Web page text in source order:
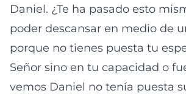
Daniel. ¿Te ha pasado esto
poder descansar en medio de
porque no tienes puesta tu
Señor sino en tu capacidad o
vemos Daniel no tenía puesta